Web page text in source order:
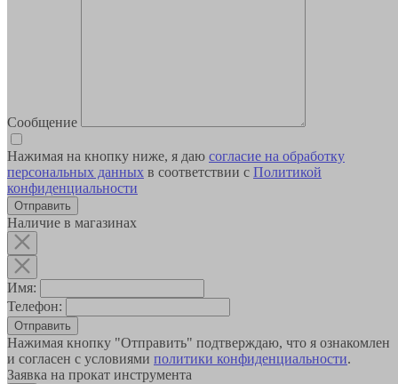
Сообщение
Нажимая на кнопку ниже, я даю согласие на обработку
персональных данных в соответствии с Политикой
конфиденциальности
Наличие в магазинах
Имя:
Телефон:
Отправить
Нажимая кнопку "Отправить" подтверждаю, что я ознакомлен
и согласен с условиями политики конфиденциальности.
Заявка на прокат инструмента